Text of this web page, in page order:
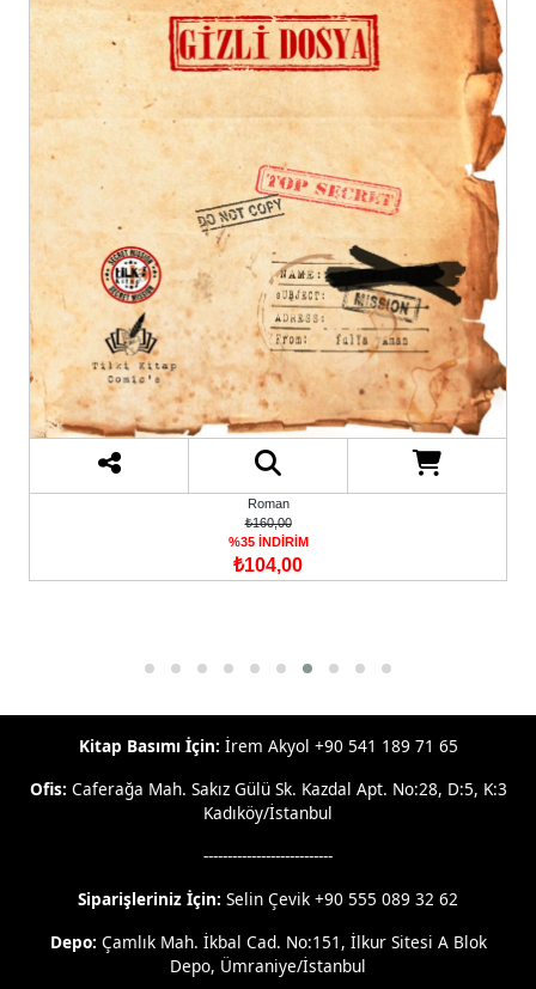
Roman
₺160,00
%35 İNDİRİM
₺104,00
Kitap Basımı İçin: İrem Akyol +90 541 189 71 65
Ofis: Caferağa Mah. Sakız Gülü Sk. Kazdal Apt. No:28, D:5, K:3
Kadıköy/İstanbul
---------------------------
Siparişleriniz İçin: Selin Çevik +90 555 089 32 62
Depo: Çamlık Mah. İkbal Cad. No:151, İlkur Sitesi A Blok
Depo, Ümraniye/İstanbul